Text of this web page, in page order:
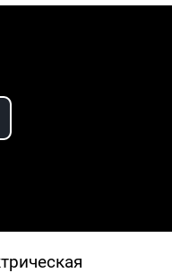
Video